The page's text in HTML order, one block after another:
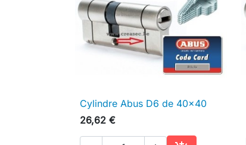
 Aperçu rapide
Cylindre Abus D6 de 40x40
26,62 €